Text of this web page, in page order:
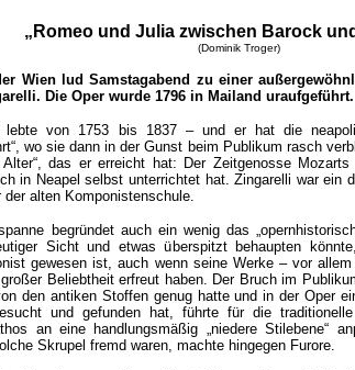
„Romeo und Julia zwischen Barock
(Dominik Troger)
Wien lud Samstagabend zu einer
Die Oper wurde 1796 in Mailand uraufgeführt.
lebte von 1753 bis 1837 – und er hat die
wo sie dann in der Gunst beim Publikum rasch
das er erreicht hat: Der Zeitgenosse
in Neapel selbst unterrichtet hat. Zingarelli war ein
der alten Komponistenschule.
begründet auch ein wenig das
Sicht und etwas überspitzt behaupten
gewesen ist, auch wenn seine Werke – vor
Beliebtheit erfreut haben. Der Bruch im
den antiken Stoffen genug hatte und in der Oper
und gefunden hat, führte für die
an eine handlungsmäßig „niedere Stilebene“
Skrupel fremd waren, machte hingegen Furore.